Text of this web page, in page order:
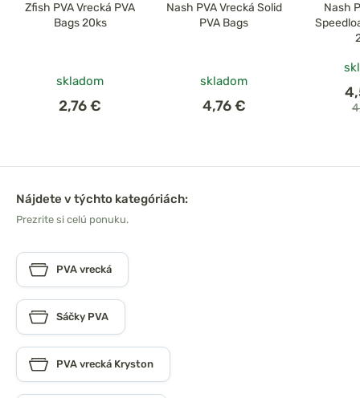
Zfish PVA Vrecká PVA
Bags 20ks
skladom
2,76 €
Nash PVA Vrecká Solid
PVA Bags
skladom
4,76 €
Nash
Nájdete v týchto kategóriách:
Prezrite si celú ponuku.
PVA vrecká
Sáčky PVA
PVA vrecká Kryston